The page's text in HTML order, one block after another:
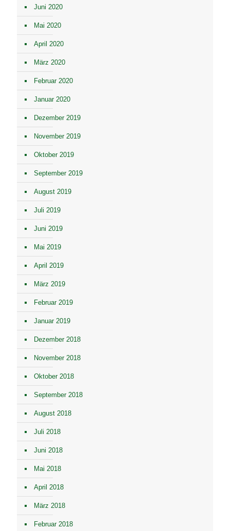
Juni 2020
Mai 2020
April 2020
März 2020
Februar 2020
Januar 2020
Dezember 2019
November 2019
Oktober 2019
September 2019
August 2019
Juli 2019
Juni 2019
Mai 2019
April 2019
März 2019
Februar 2019
Januar 2019
Dezember 2018
November 2018
Oktober 2018
September 2018
August 2018
Juli 2018
Juni 2018
Mai 2018
April 2018
März 2018
Februar 2018